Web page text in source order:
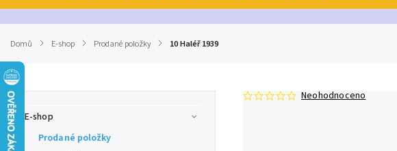
Domů / E-shop / Prodané položky / 10 Haléř 1939
E-shop
Prodané položky
Neohodnoceno